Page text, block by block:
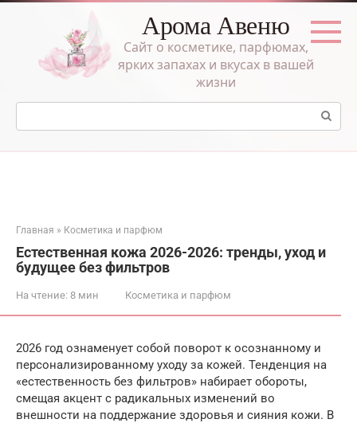
Перейти
Арома Авеню
Сайт о косметике, парфюмах,
ярких запахах и вкусах в вашей
жизни
Поиск:
Главная » Косметика и парфюм
Естественная кожа 2026-2026: тренды, уход и
будущее без фильтров
На чтение: 8 мин Косметика и парфюм
2026 год ознаменует собой поворот к осознанному и
персонализированному уходу за кожей. Тенденция на
«естественность без фильтров» набирает обороты,
смещая акцент с радикальных изменений во
внешности на поддержание здоровья и сияния кожи. В